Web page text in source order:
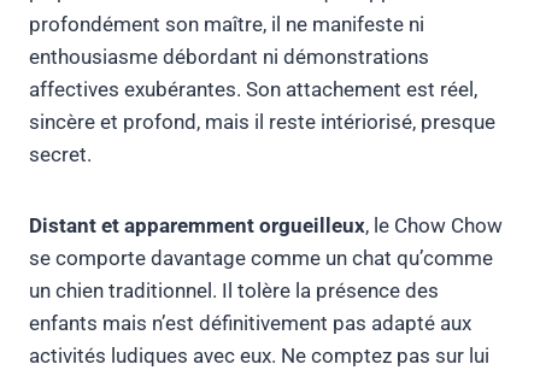
profondément son maître, il ne manifeste ni
enthousiasme débordant ni démonstrations
affectives exubérantes. Son attachement est réel,
sincère et profond, mais il reste intériorisé, presque
secret.
Distant et apparemment orgueilleux, le Chow Chow
se comporte davantage comme un chat qu’comme
un chien traditionnel. Il tolère la présence des
enfants mais n’est définitivement pas adapté aux
activités ludiques avec eux. Ne comptez pas sur lui